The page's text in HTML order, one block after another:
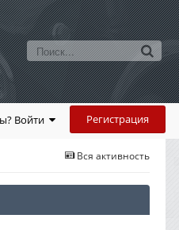
Войти Регистрация
Вся активность